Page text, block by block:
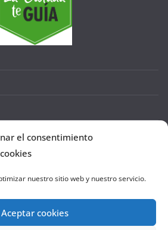
el consentimiento
nuestro sitio web y nuestro servicio.
Aceptar cookies